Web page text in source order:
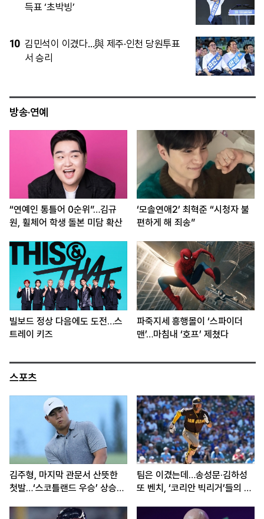
세운 김민석…오늘 민주 전대 2라운드
5
이재명 대통령이 직접 챙기는 ‘결혼 페널
티’, 뭐가 바뀌나
방송·연예
“연예인 통틀어 0순위”…김규
원, 휠체어 학생 돌본 미담 확산
‘모솔연애2’ 최혁준 “시청자 불
편하게 해 죄송”
빌보드 정상 다음에도 도전…스
트레이 키즈
파죽지세 흥행몰이 ‘스파이더
맨’…마침내 ‘호프’ 제쳤다
스포츠
김주형, 마지막 관문서 산뜻한
첫발…‘스코틀랜드 우승’ 상승세
팀은 이겼는데…송성문·김하성
또 벤치, ‘코리안 빅리거’들의 고